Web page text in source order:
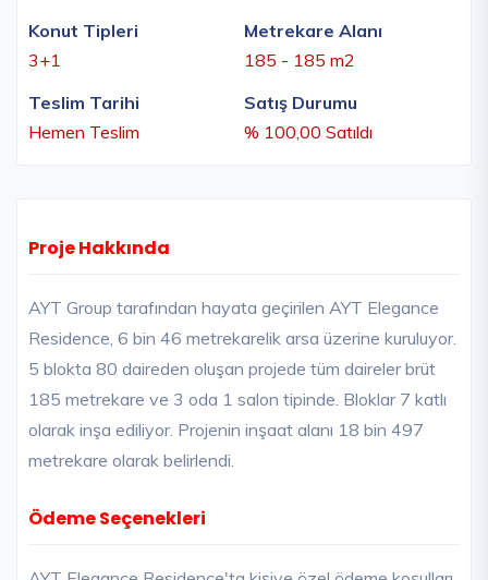
Konut Tipleri
3+1
Metrekare Alanı
185 - 185 m2
Teslim Tarihi
Hemen Teslim
Satış Durumu
% 100,00 Satıldı
Proje Hakkında
AYT Group tarafından hayata geçirilen AYT Elegance
Residence, 6 bin 46 metrekarelik arsa üzerine kuruluyor.
5 blokta 80 daireden oluşan projede tüm daireler brüt
185 metrekare ve 3 oda 1 salon tipinde. Bloklar 7 katlı
olarak inşa ediliyor. Projenin inşaat alanı 18 bin 497
metrekare olarak belirlendi.
Ödeme Seçenekleri